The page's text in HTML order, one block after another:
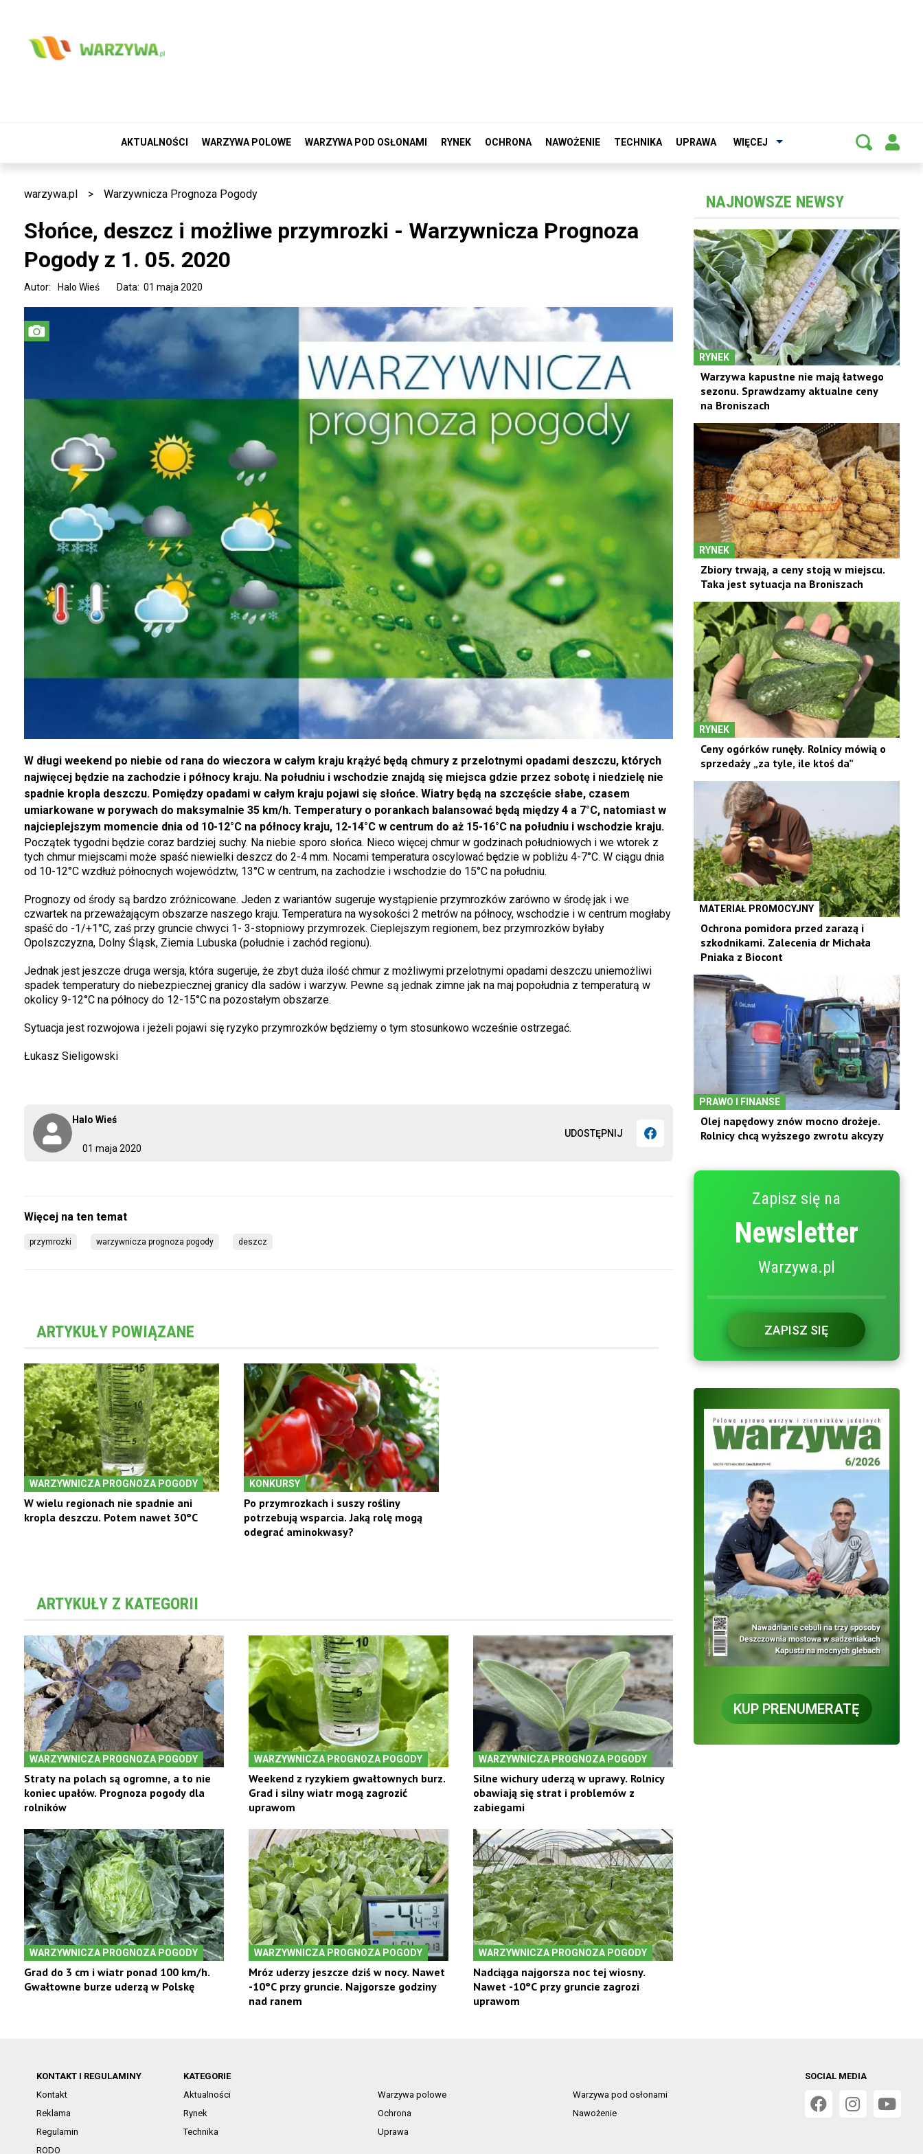
AKTUALNOŚCI WARZYWA POLOWE WARZYWA POD OSŁONAMI RYNEK OCHRONA NAWOŻENIE TECHNIKA UPRAWA WIĘCEJ
warzywa.pl > Warzywnicza Prognoza Pogody
Słońce, deszcz i możliwe przymrozki - Warzywnicza Prognoza
Pogody z 1. 05. 2020
Data: 01 maja 2020
Autor: Halo Wieś
01 maja 2020
Halo Wieś
UDOSTĘPNIJ
W długi weekend po niebie od rana do wieczora w całym kraju krążyć będą chmury z przelotnymi opadami deszczu, których
najwięcej będzie na zachodzie i północy kraju. Na południu i wschodzie znajdą się miejsca gdzie przez sobotę i niedzielę nie
spadnie kropla deszczu. Pomiędzy opadami w całym kraju pojawi się słońce. Wiatry będą na szczęście słabe, czasem
umiarkowane w porywach do maksymalnie 35 km/h. Temperatury o porankach balansować będą między 4 a 7°C, natomiast w
najcieplejszym momencie dnia od 10-12°C na północy kraju, 12-14°C w centrum do aż 15-16°C na południu i wschodzie kraju.
Początek tygodni będzie coraz bardziej suchy. Na niebie sporo słońca. Nieco więcej chmur w godzinach południowych i we wtorek z
tych chmur miejscami może spaść niewielki deszcz do 2-4 mm. Nocami temperatura oscylować będzie w pobliżu 4-7°C. W ciągu dnia
od 10-12°C wzdłuż północnych województw, 13°C w centrum, na zachodzie i wschodzie do 15°C na południu.
Prognozy od środy są bardzo zróżnicowane. Jeden z wariantów sugeruje wystąpienie przymrozków zarówno w środę jak i we
czwartek na przeważającym obszarze naszego kraju. Temperatura na wysokości 2 metrów na północy, wschodzie i w centrum mogłaby
spaść do -1/+1°C, zaś przy gruncie chwyci 1- 3-stopniowy przymrozek. Cieplejszym regionem, bez przymrozków byłaby
Opolszczyzna, Dolny Śląsk, Ziemia Lubuska (południe i zachód regionu).
Jednak jest jeszcze druga wersja, która sugeruje, że zbyt duża ilość chmur z możliwymi przelotnymi opadami deszczu uniemożliwi
spadek temperatury do niebezpiecznej granicy dla sadów i warzyw. Pewne są jednak zimne jak na maj popołudnia z temperaturą w
okolicy 9-12°C na północy do 12-15°C na pozostałym obszarze.
Sytuacja jest rozwojowa i jeżeli pojawi się ryzyko przymrozków będziemy o tym stosunkowo wcześnie ostrzegać.
Łukasz Sieligowski
przymrozki warzywnicza prognoza pogody deszcz
ARTYKUŁY POWIĄZANE
WARZYWNICZA PROGNOZA POGODY
W wielu regionach nie spadnie ani
kropla deszczu. Potem nawet 30°C
KONKURSY
Po przymrozkach i suszy rośliny
potrzebują wsparcia. Jaką rolę mogą
odegrać aminokwasy?
ARTYKUŁY Z KATEGORII
WARZYWNICZA PROGNOZA POGODY
Straty na polach są ogromne, a to nie
koniec upałów. Prognoza pogody dla
rolników
WARZYWNICZA PROGNOZA POGODY
Weekend z ryzykiem gwałtownych burz.
Grad i silny wiatr mogą zagrozić
uprawom
WARZYWNICZA PROGNOZA POGODY
Silne wichury uderzą w uprawy. Rolnicy
obawiają się strat i problemów z
zabiegami
WARZYWNICZA PROGNOZA POGODY
Grad do 3 cm i wiatr ponad 100 km/h.
Gwałtowne burze uderzą w Polskę
WARZYWNICZA PROGNOZA POGODY
Mróz uderzy jeszcze dziś w nocy. Nawet
-10°C przy gruncie. Najgorsze godziny
nad ranem
WARZYWNICZA PROGNOZA POGODY
Nadciąga najgorsza noc tej wiosny.
Nawet -10°C przy gruncie zagrozi
uprawom
NAJNOWSZE NEWSY
RYNEK
Warzywa kapustne nie mają łatwego
sezonu. Sprawdzamy aktualne ceny
na Broniszach
RYNEK
Zbiory trwają, a ceny stoją w miejscu.
Taka jest sytuacja na Broniszach
RYNEK
Ceny ogórków runęły. Rolnicy mówią o
sprzedaży „za tyle, ile ktoś da”
MATERIAŁ PROMOCYJNY
Ochrona pomidora przed zarazą i
szkodnikami. Zalecenia dr Michała
Pniaka z Biocont
PRAWO I FINANSE
Olej napędowy znów mocno drożeje.
Rolnicy chcą wyższego zwrotu akcyzy
Zapisz się na
Newsletter
Warzywa.pl
ZAPISZ SIĘ
KUP PRENUMERATĘ
KONTAKT I REGULAMINY
Kontakt
Reklama
Regulamin
RODO
KATEGORIE
Aktualności
Warzywa polowe
Warzywa pod osłonami
Rynek
Ochrona
Nawożenie
Technika
Uprawa
SOCIAL MEDIA